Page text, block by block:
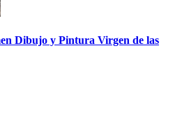
Dibujo y Pintura Virgen de las